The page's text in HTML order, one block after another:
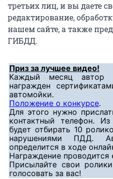
третьих лиц, и вы даете
редактирование,
нашем сайте, а также
ГИБДД.
Приз за лучшее видео!
Каждый месяц автор
награжден
автомойки.
Положение о конкурсе.
Для этого нужно
контактный телефон.
будет отбирать 10
нарушениями ПДД.
определится в ходе
Награждение проводится
Присылайте свои
голосовать за вас!